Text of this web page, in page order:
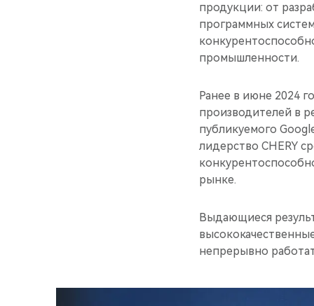
продукции: от
программных
промышленности.
Ранее в июне 2024
производителей в
публикуемого
лидерство CHERY
рынке.
Выдающиеся
непрерывно